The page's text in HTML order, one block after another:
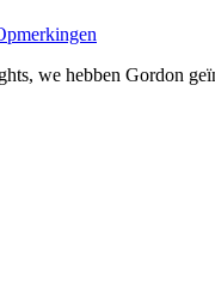
we hebben Gordon